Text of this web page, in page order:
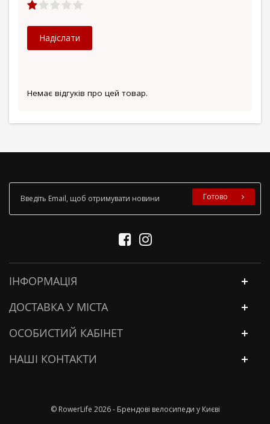
Немає відгуків про цей товар.
Надіслати
Готово
ІНФОРМАЦІЯ
ДОСТАВКА У МІСТА
ОСОБИСТИЙ КАБІНЕТ
НАШІ КОНТАКТИ
© RowerLife 2026 - Брендові велосипеди у Києві